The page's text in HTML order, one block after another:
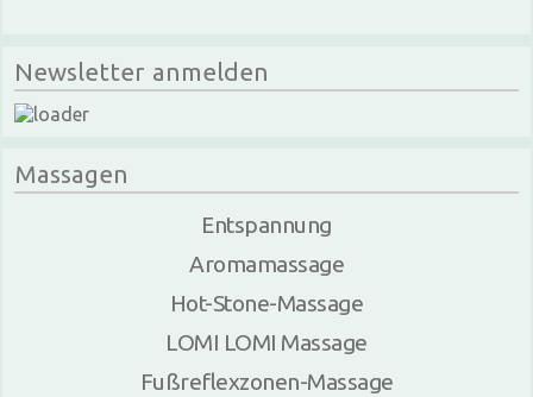
Newsletter anmelden
Massagen
Entspannung
Aromamassage
Hot-Stone-Massage
LOMI LOMI Massage
Fußreflexzonen-Massage